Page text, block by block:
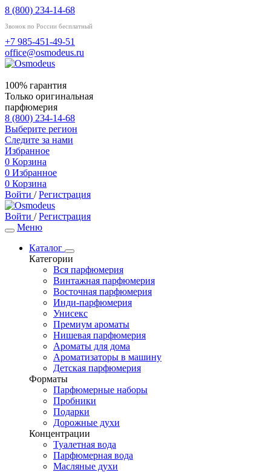
8 (800) 234-14-68
Звонок по России бесплатный
+7 985-451-49-51
office@osmodeus.ru
100% гарантия
Только оригинальная
парфюмерия
8 (800) 234-14-68
Выберите регион
Следите за нами
Избранное
0 Корзина
0 Избранное
0 Корзина
Войти / Регистрация
Войти / Регистрация
Меню
Каталог
Категории
Вся парфюмерия
Винтажная парфюмерия
Восточная парфюмерия
Инди-парфюмерия
Унисекс
Премиум ароматы
Нишевая парфюмерия
Ароматы для дома
Ароматизаторы в машину
Детская парфюмерия
Форматы
Парфюмерные наборы
Пробники
Подарки
Дорожные духи
Концентрации
Туалетная вода
Парфюмерная вода
Масляные духи